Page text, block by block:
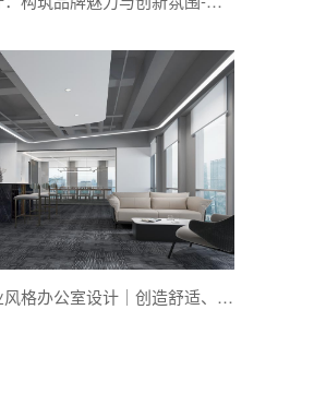
现代简约工业风格办公室设计｜创造舒适、时尚和高效的工作环境-深圳文丰装饰